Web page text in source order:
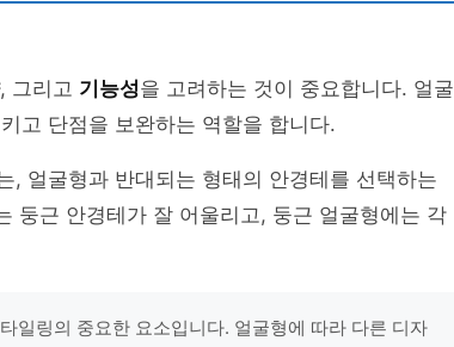
, 그리고 기능성을 고려하는 것이 중요합니다. 얼굴
고 단점을 보완하는 역할을 합니다.
, 얼굴형과 반대되는 형태의 안경테를 선택하는
둥근 안경테가 잘 어울리고, 둥근 얼굴형에는 각
일링의 중요한 요소입니다. 얼굴형에 따라 다른 디자